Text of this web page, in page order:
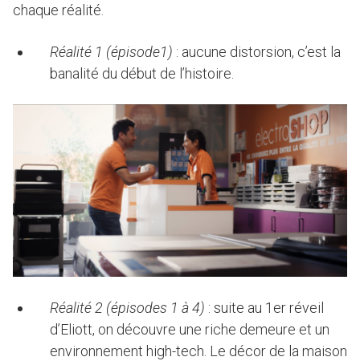
chaque réalité.
Réalité 1 (épisode1) : aucune distorsion, c’est la
banalité du début de l’histoire.
Réalité 2 (épisodes 1 à 4) : suite au 1er réveil
d’Eliott, on découvre une riche demeure et un
environnement high-tech. Le décor de la maison